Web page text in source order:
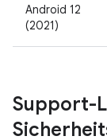
Android 12
(2021)
Support-